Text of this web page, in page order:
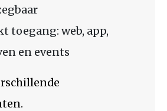
toegang: web, app,
en events